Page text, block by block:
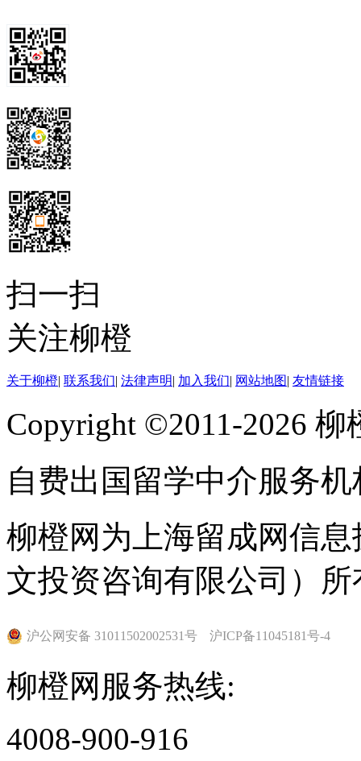
扫一扫
关注柳橙
关于柳橙| 联系我们| 法律声明| 加入我们| 网站地图| 友情链接
Copyright ©2011-2026
自费出国留学中介服务
柳橙网为上海留成网信
文投资咨询有限公司）所
沪公网安备 31011502002531号 沪ICP备11045181号-4
柳橙网服务热线:
4008-900-916